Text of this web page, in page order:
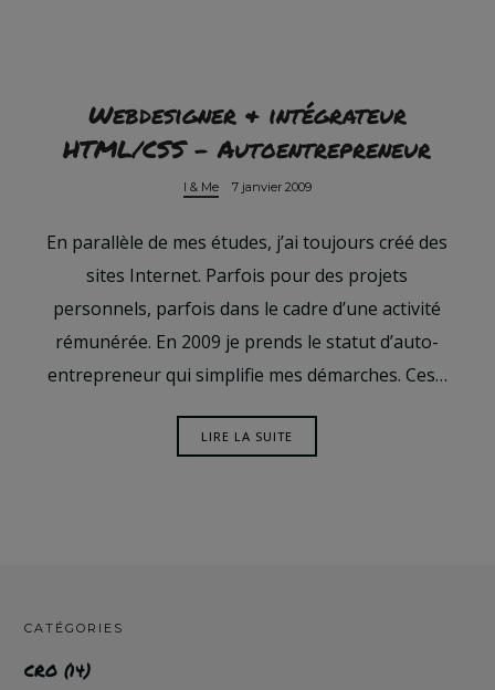
Webdesigner & intégrateur
HTML/CSS – Autoentrepreneur
I & Me 7 janvier 2009
En parallèle de mes études, j’ai toujours créé des
sites Internet. Parfois pour des projets
personnels, parfois dans le cadre d’une activité
rémunérée. En 2009 je prends le statut d’auto-
entrepreneur qui simplifie mes démarches. Ces…
LIRE LA SUITE
CATÉGORIES
CRO (14)